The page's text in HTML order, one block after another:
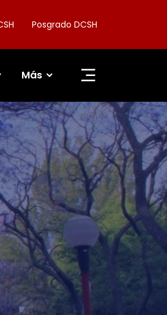
Posgrado DCSH
Más